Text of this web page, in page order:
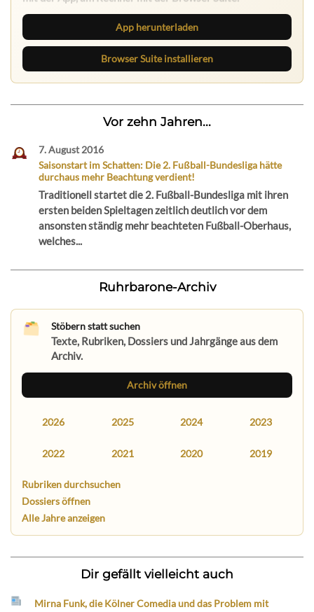
App herunterladen
Browser Suite installieren
Vor zehn Jahren...
7. August 2016
Saisonstart im Schatten: Die 2. Fußball-Bundesliga hätte
durchaus mehr Beachtung verdient!
Traditionell startet die 2. Fußball-Bundesliga mit ihren
ersten beiden Spieltagen zeitlich deutlich vor dem
ansonsten ständig mehr beachteten Fußball-Oberhaus,
welches...
Ruhrbarone-Archiv
Stöbern statt suchen
Texte, Rubriken, Dossiers und Jahrgänge aus dem
Archiv.
Archiv öffnen
2026 2025 2024 2023
2022 2021 2020 2019
Rubriken durchsuchen
Dossiers öffnen
Alle Jahre anzeigen
Dir gefällt vielleicht auch
Mirna Funk, die Kölner Comedia und das Problem mit